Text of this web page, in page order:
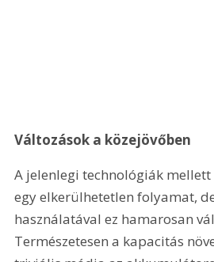
Változások a közejövőben
A jelenlegi technológiák mellett
egy elkerülhetetlen folyamat,
használatával ez hamarosan
Természetesen a kapacitás